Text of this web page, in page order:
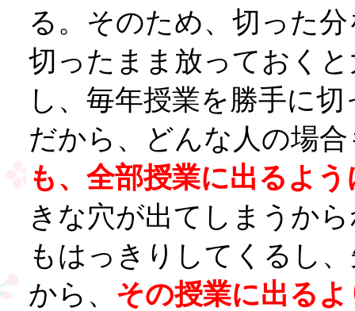
る。そのため、切った
切ったまま放っておく
し、毎年授業を勝手に
だから、どんな人の場合
も、全部授業に出るよ
きな穴が出てしまうか
もはっきりしてくるし
から、 その授業に出る